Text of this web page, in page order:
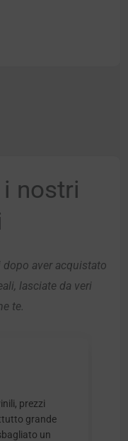
nostri
aver acquistato
lasciate da veri
te.
prezzi
grande
un